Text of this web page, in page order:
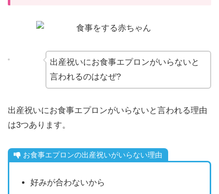
出産祝いにお食事エプロンがいらないと
言われるのはなぜ?
出産祝いにお食事エプロンがいらないと言われる理由
は3つあります。
お食事エプロンの出産祝いがいらない理由
好みが合わないから